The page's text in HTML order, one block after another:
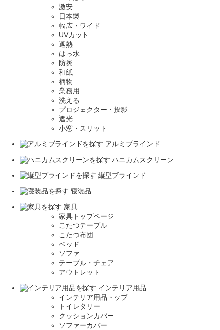
激安
日本製
幅広・ワイド
UVカット
遮熱
はっ水
防炎
和紙
柄物
業務用
洗える
プロジェクター・投影
遮光
小窓・スリット
アルミブラインド
ハニカムスクリーン
縦型ブラインド
寝装品
家具
家具トップページ
こたつテーブル
こたつ布団
ベッド
ソファ
テーブル・チェア
アウトレット
インテリア用品
インテリア用品トップ
トイレタリー
クッションカバー
ソファーカバー